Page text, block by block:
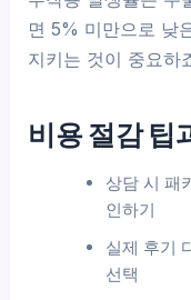
면 5% 미만으로 낮
지키는 것이 중요하
비용 절감 팁
상담 시 패
인하기
실제 후기
선택